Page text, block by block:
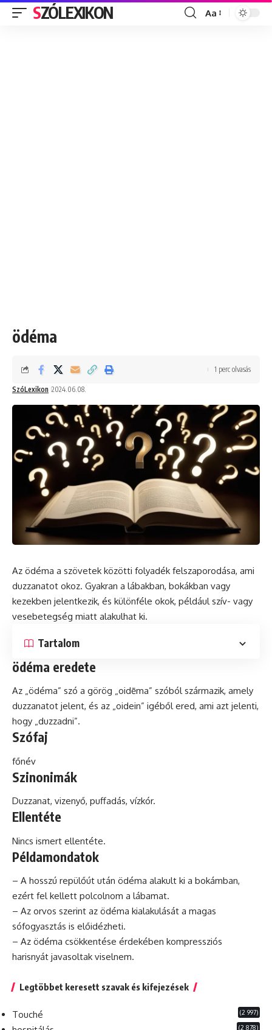
SZÓLEXIKON
Font
Aa
ödéma
SzóLexikon 2024.06.08.
1 perc olvasás
Az ödéma a szövetek közötti folyadék felszaporodása, ami
duzzanatot okoz. Gyakran a lábakban, bokákban vagy
kezekben jelentkezik, és különféle okok, például szív- vagy
vesebetegség miatt alakulhat ki.
Tartalom
ödéma eredete
Az „ödéma” szó a görög „oidēma” szóból származik, amely
duzzanatot jelent, és az „oidein” igéből ered, ami azt jelenti,
hogy „duzzadni”.
Szófaj
főnév
Szinonimák
Duzzanat, vizenyő, puffadás, vízkór.
Ellentéte
Nincs ismert ellentéte.
Példamondatok
– A hosszú repülőút után ödéma alakult ki a bokámban,
ezért fel kellett polcolnom a lábamat.
– Az orvos szerint az ödéma kialakulását a magas
sófogyasztás is előidézheti.
– Az ödéma csökkentése érdekében kompressziós
harisnyát javasoltak viselnem.
Legtöbbet keresett szavak és kifejezések
Touché (2 997)
(2 878)